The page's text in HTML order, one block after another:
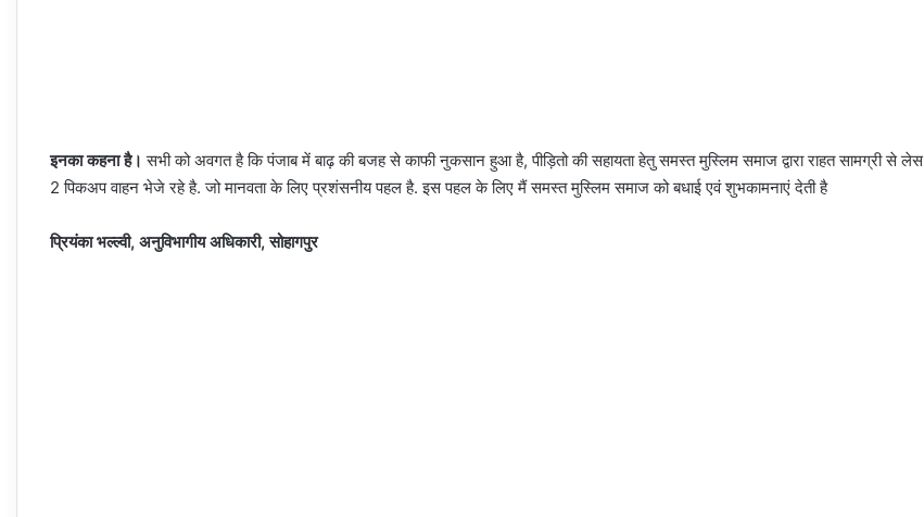
इनका कहना है।सभी को अवगत है कि पंजाब में बाढ़ की बजह से काफी नुकसान हुआ है, पीड़ितो की सहायता हेतु समस्त मुस्लिम समाज द्वारा राहत सामग्री से लेस
2 पिकअप वाहन भेजे रहे है. जो मानवता के लिए प्रशंसनीय पहल है. इस पहल के लिए मैं समस्त मुस्लिम समाज को बधाई एवं शुभकामनाएं देती है
प्रियंका भल्ल्वी, अनुविभागीय अधिकारी, सोहागपुर